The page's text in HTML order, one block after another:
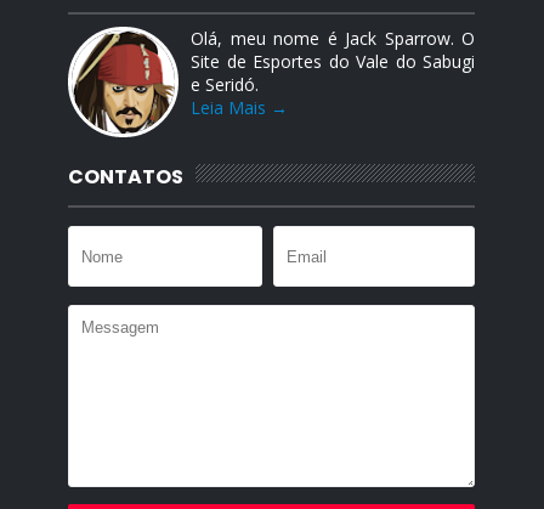
Olá, meu nome é Jack Sparrow. O
Site de Esportes do Vale do Sabugi
e Seridó.
Leia Mais →
CONTATOS